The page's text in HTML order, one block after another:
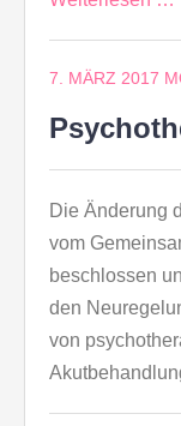
7. MÄRZ 2017
Die Änderung
vom
beschlossen
den
von